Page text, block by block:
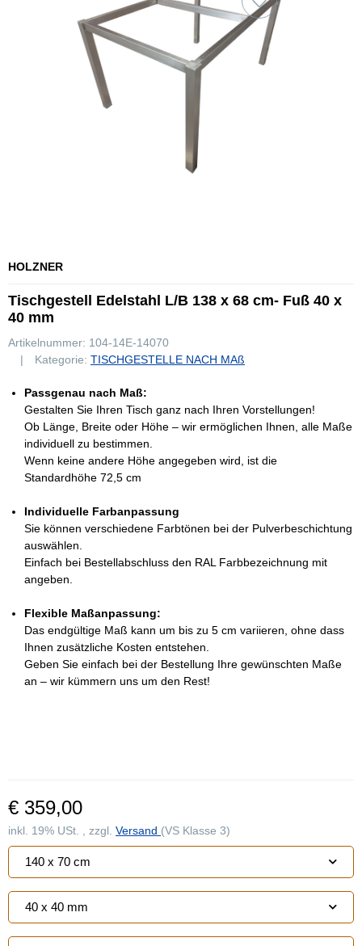
HOLZNER
Tischgestell Edelstahl L/B 138 x 68 cm- Fuß 40 x
40 mm
Artikelnummer: 104-14E-14070
Kategorie: TISCHGESTELLE NACH MAß
Passgenau nach Maß:
Gestalten Sie Ihren Tisch ganz nach Ihren Vorstellungen!
Ob Länge, Breite oder Höhe – wir ermöglichen Ihnen, alle Maße
individuell zu bestimmen.
Wenn keine andere Höhe angegeben wird, ist die
Standardhöhe 72,5 cm
Individuelle Farbanpassung
Sie können verschiedene Farbtönen bei der Pulverbeschichtung
auswählen.
Einfach bei Bestellabschluss den RAL Farbbezeichnung mit
angeben.
Flexible Maßanpassung:
Das endgültige Maß kann um bis zu 5 cm variieren, ohne dass
Ihnen zusätzliche Kosten entstehen.
Geben Sie einfach bei der Bestellung Ihre gewünschten Maße
an – wir kümmern uns um den Rest!
€ 359,00
inkl. 19% USt. , zzgl. Versand (VS Klasse 3)
140 x 70 cm
40 x 40 mm